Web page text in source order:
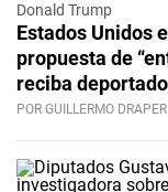
Donald Trump
Estados Unidos
propuesta de
reciba
POR GUILLERMO DRAPER